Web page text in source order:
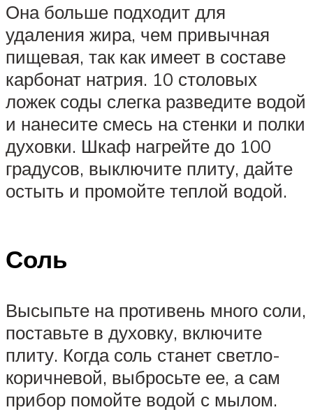
Она больше подходит для
удаления жира, чем привычная
пищевая, так как имеет в составе
карбонат натрия. 10 столовых
ложек соды слегка разведите водой
и нанесите смесь на стенки и полки
духовки. Шкаф нагрейте до 100
градусов, выключите плиту, дайте
остыть и промойте теплой водой.
Соль
Высыпьте на противень много соли,
поставьте в духовку, включите
плиту. Когда соль станет светло-
коричневой, выбросьте ее, а сам
прибор помойте водой с мылом.